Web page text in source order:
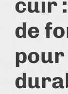
cuir
de